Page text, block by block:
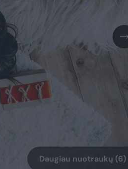
Daugiau nuotraukų (6)